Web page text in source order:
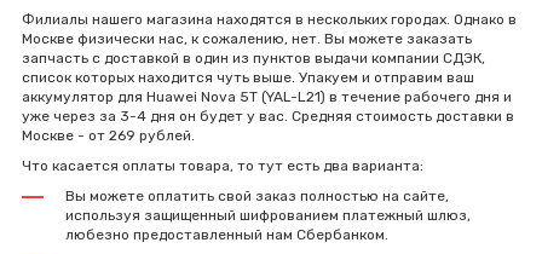
Филиалы нашего магазина находятся в нескольких городах. Однако в
Москве физически нас, к сожалению, нет. Вы можете заказать
запчасть с доставкой в один из пунктов выдачи компании СДЭК,
список которых находится чуть выше. Упакуем и отправим ваш
аккумулятор для Huawei Nova 5T (YAL-L21) в течение рабочего дня и
уже через за 3-4 дня он будет у вас. Средняя стоимость доставки в
Москве - от 269 рублей.
Что касается оплаты товара, то тут есть два варианта:
Вы можете оплатить свой заказ полностью на сайте,
используя защищенный шифрованием платежный шлюз,
любезно предоставленный нам Сбербанком.